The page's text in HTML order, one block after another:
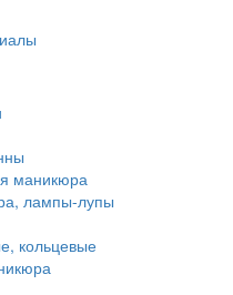
маникюра
лампы-лупы
кольцевые